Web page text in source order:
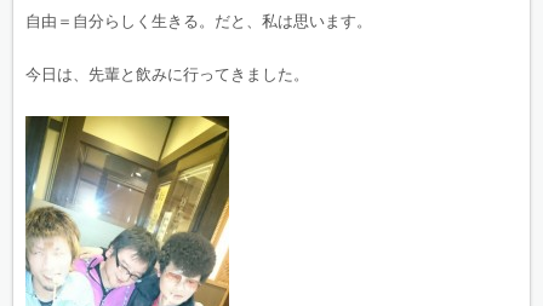
自由＝自分らしく生きる。だと、私は思います。
今日は、先輩と飲みに行ってきました。